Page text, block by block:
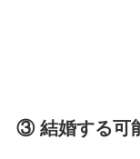
③ 結婚する可